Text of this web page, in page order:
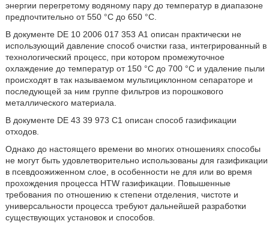
энергии перегретому водяному пару до температур в диапазоне
предпочтительно от 550 °С до 650 °С.
В документе DE 10 2006 017 353 А1 описан практически не
использующий давление способ очистки газа, интегрированный в
технологический процесс, при котором промежуточное
охлаждение до температур от 150 °С до 700 °С и удаление пыли
происходят в так называемом мультициклонном сепараторе и
последующей за ним группе фильтров из порошкового
металлического материала.
В документе DE 43 39 973 С1 описан способ газификации
отходов.
Однако до настоящего времени во многих отношениях способы
не могут быть удовлетворительно использованы для газификации
в псевдоожиженном слое, в особенности не для или во время
прохождения процесса HTW газификации. Повышенные
требования по отношению к степени отделения, чистоте и
универсальности процесса требуют дальнейшей разработки
существующих установок и способов.